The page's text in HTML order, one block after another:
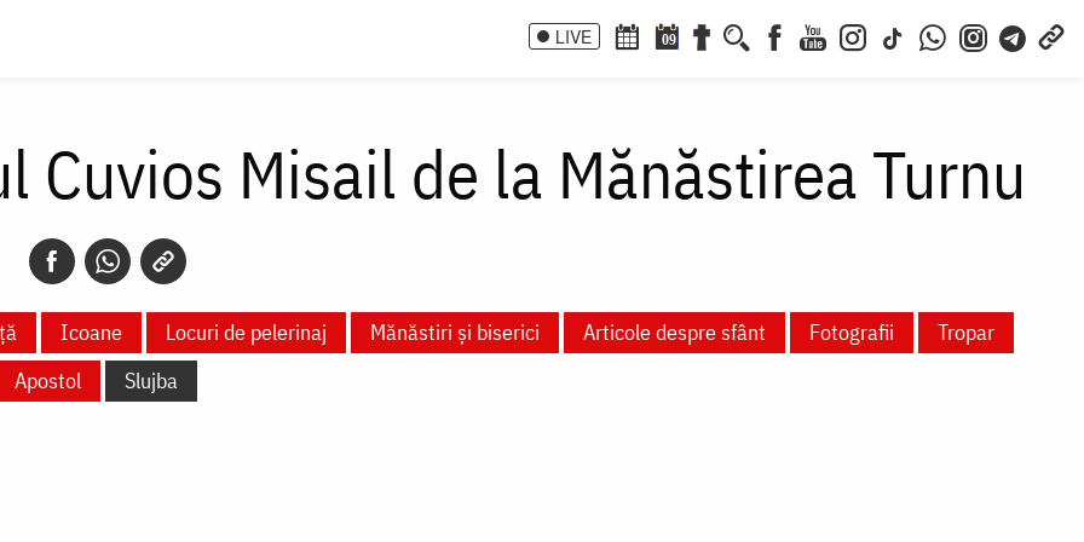
LIVE 09
Cuvios Misail de la Mănăstirea Turnu
Icoane Locuri de pelerinaj Mănăstiri și biserici Articole despre sfânt Fotografii
Tropar
Apostol Slujba